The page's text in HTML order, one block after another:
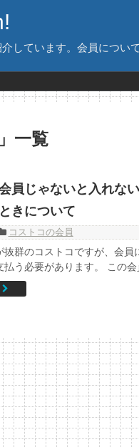
しています。会員につい
一覧
員じゃないと入れな
きについて
コストコの会員
抜群のコストコですが、会員
払う必要があります。 この会